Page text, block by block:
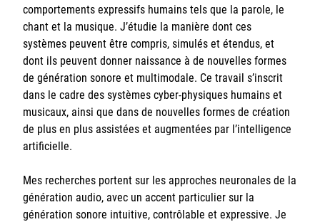
comportements expressifs humains tels que la parole, le
chant et la musique. J’étudie la manière dont ces
systèmes peuvent être compris, simulés et étendus, et
dont ils peuvent donner naissance à de nouvelles formes
de génération sonore et multimodale. Ce travail s’inscrit
dans le cadre des systèmes cyber-physiques humains et
musicaux, ainsi que dans de nouvelles formes de création
de plus en plus assistées et augmentées par l’intelligence
artificielle.
Mes recherches portent sur les approches neuronales de la
génération audio, avec un accent particulier sur la
génération sonore intuitive, contrôlable et expressive. Je